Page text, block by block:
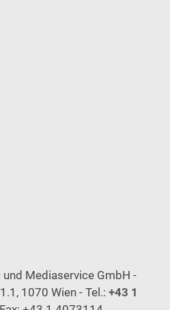
Mediaservice GmbH -
1070 Wien - Tel.: +43 1